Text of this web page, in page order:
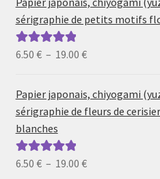
sérigraphie de petits motifs
Note5.00sur
6.50 € – 19.00 €Plage
prix :
6.50 €
Papier japonais, chiyogami
sérigraphie de fleurs de
blanches
Note5.00sur
6.50 € – 19.00 €Plage